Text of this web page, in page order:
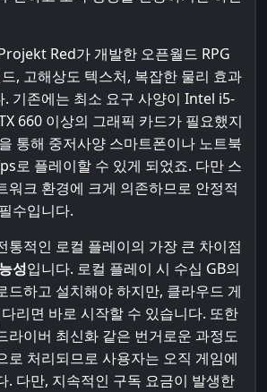
Red가 개발한 오픈월드 RPG
, 고해상도 텍스처, 복잡한 물리 효과
. 기존에는 최소 요구 사양이 Intel i5-
660 이상의 그래픽 카드가 필요했지
통해 중저사양 스마트폰이나 노트북
로 플레이할 수 있게 되었죠. 다만 스
워크 환경에 크게 의존하므로 안정적
수입니다.
통적인 로컬 플레이의 가장 큰 차이점
성입니다. 로컬 플레이 시 수십 GB의
드하고 설치해야 하지만, 클라우드 게
리면 바로 시작할 수 있습니다. 또한
라이버 최신화 같은 번거로운 과정도
로 처리되므로 사용자는 오직 게임에
. 다만, 지속적인 구독 요금이 발생한